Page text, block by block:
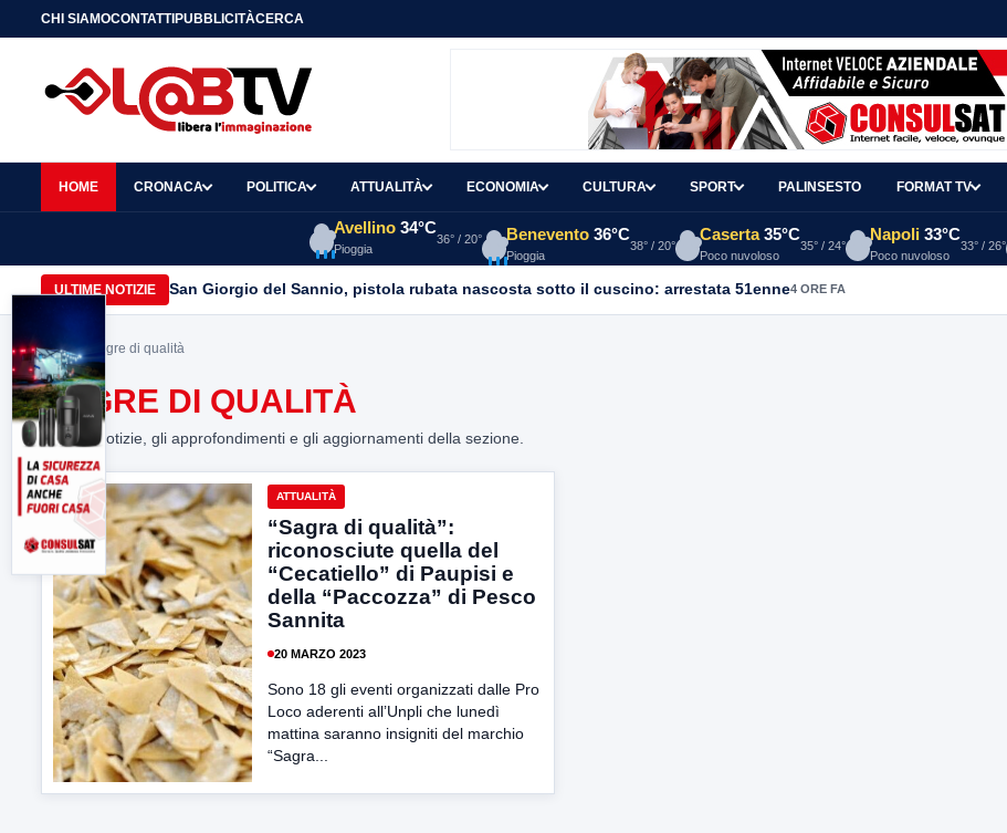
CHI SIAMOCONTATTIPUBBLICITÀCERCA
HOME CRONACA POLITICA ATTUALITÀ ECONOMIA CULTURA SPORT PALINSESTO FORMAT TV
Avellino 34°C
Pioggia
36° / 20° Benevento 36°C
Pioggia
38° / 20°
Caserta 35°C
Poco nuvoloso
35° / 24°
Napoli 33°C
Poco nuvoloso
33° / 26°
ULTIME NOTIZIE San Giorgio del Sannio, pistola rubata nascosta sotto il cuscino: arrestata 51enne4 ORE FA
Home> sagre di qualità
SAGRE DI QUALITÀ
Tutte le notizie, gli approfondimenti e gli aggiornamenti della sezione.
ATTUALITÀ
“Sagra di qualità”:
riconosciute quella del
“Cecatiello” di Paupisi e
della “Paccozza” di Pesco
Sannita
20 MARZO 2023
Sono 18 gli eventi organizzati dalle Pro
Loco aderenti all’Unpli che lunedì
mattina saranno insigniti del marchio
“Sagra...